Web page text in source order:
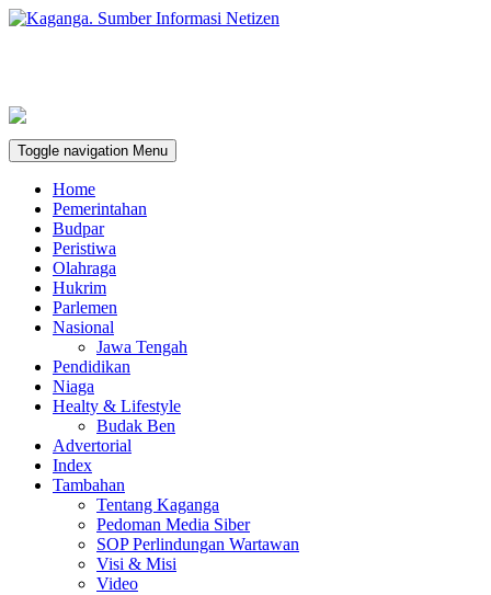
Toggle navigation Menu
Home
Pemerintahan
Budpar
Peristiwa
Olahraga
Hukrim
Parlemen
Nasional
Jawa Tengah
Pendidikan
Niaga
Healty & Lifestyle
Budak Ben
Advertorial
Index
Tambahan
Tentang Kaganga
Pedoman Media Siber
SOP Perlindungan Wartawan
Visi & Misi
Video